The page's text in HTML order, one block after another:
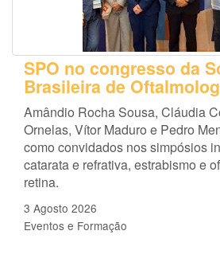
SPO no congresso da
Brasileira de
Amândio Rocha Sousa, Cláudia
Ornelas, Vítor Maduro e Pedro
como convidados nos simpósios
catarata e refrativa, estrabismo e
retina.
3 Agosto 2026
Eventos e Formação